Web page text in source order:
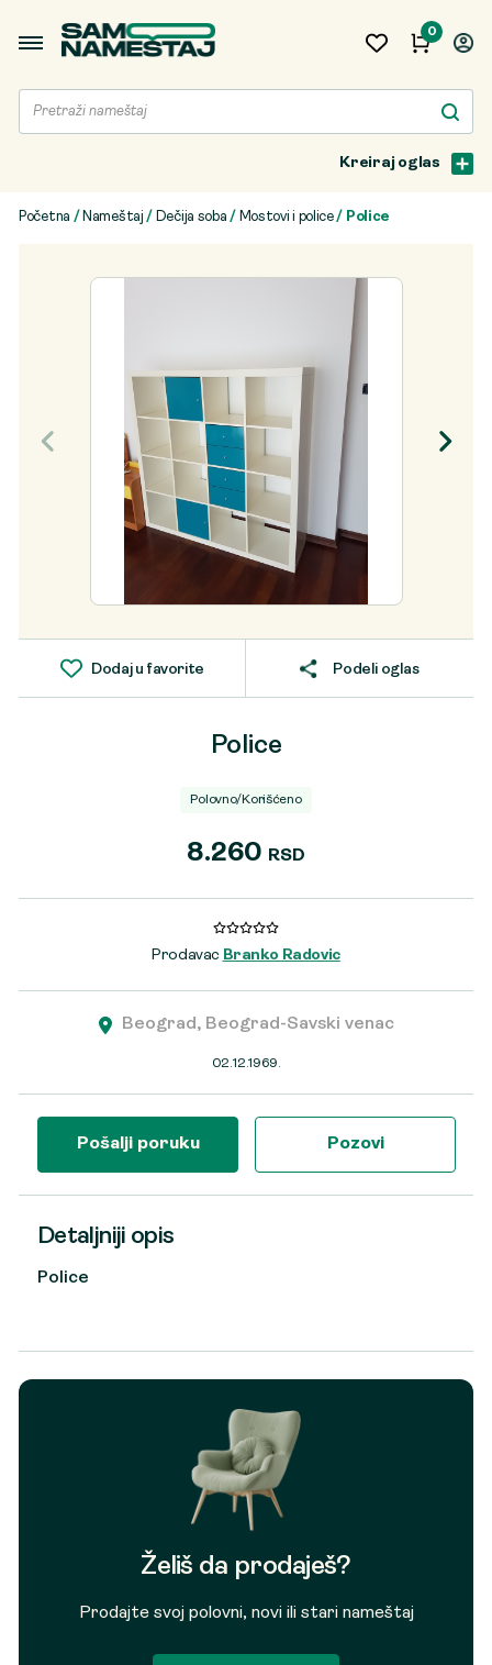
0
Kreiraj oglas
Početna / Nameštaj / Dečija soba / Mostovi i police/ Police
Dodaj u favorite Podeli oglas
Police
Polovno/Korišćeno
8.260 RSD
Prodavac Branko Radovic
Beograd, Beograd-Savski venac
02.12.1969.
Pošalji poruku Pozovi
Detaljniji opis
Police
Želiš da prodaješ?
Prodajte svoj polovni, novi ili stari nameštaj